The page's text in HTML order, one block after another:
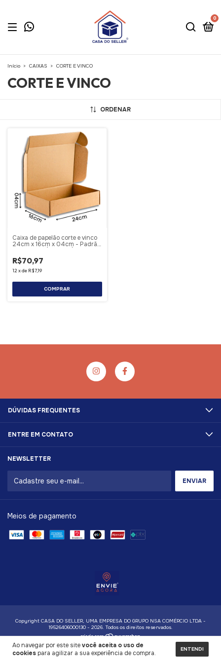
0
Ao navegar por este sitevocê aceita o uso de
cookies para agilizar a sua experiência de compra.
ENTENDI
Início > CAIXAS > CORTE E VINCO
CORTE E VINCO
ORDENAR
Caixa de papelão corte e vinco
24cm x 16cm x 04cm - Padrão
mini envios (Correios) - Pack
25 unidades
R$70,97
12 xde R$7,19
COMPRAR
DÚVIDAS FREQUENTES
ENTRE EM CONTATO
NEWSLETTER
Meios de pagamento
Copyright CASA DO SELLER, UMA EMPRESA DO GRUPO NSA COMÉRCIO LTDA -
19526406000130 - 2026. Todos os direitos reservados.